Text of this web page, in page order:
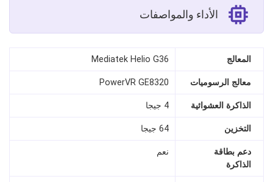
الأداء والمواصفات
المعالج Mediatek Helio G36
معالج الرسوميات PowerVR GE8320
الذاكرة العشوائية 4 جيجا
التخزين 64 جيجا
دعم بطاقة
الذاكرة
نعم